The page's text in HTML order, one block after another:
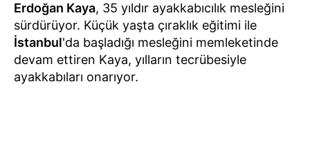
Erdoğan Kaya, 35 yıldır ayakkabıcılık mesleğini
sürdürüyor. Küçük yaşta çıraklık eğitimi ile
İstanbul'da başladığı mesleğini memleketinde
devam ettiren Kaya, yılların tecrübesiyle
ayakkabıları onarıyor.